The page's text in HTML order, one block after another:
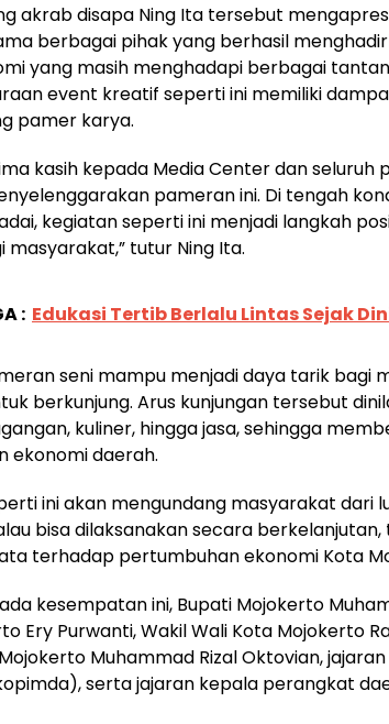
akrab disapa Ning Ita tersebut
berbagai pihak yang berhasil
yang masih menghadapi berbagai
event kreatif seperti ini memiliki
pamer karya.
kasih kepada Media Center dan
pameran ini. Di tengah
kegiatan seperti ini menjadi langkah
tutur Ning Ita.
: Edukasi Tertib Berlalu Lintas Sejak
seni mampu menjadi daya tarik bagi
berkunjung. Arus kunjungan tersebut
kuliner, hingga jasa, sehingga
ekonomi daerah.
ini akan mengundang masyarakat dari
bisa dilaksanakan secara
terhadap pertumbuhan ekonomi Kota
kesempatan ini, Bupati Mojokerto
Ery Purwanti, Wakil Wali Kota Mojokerto
Muhammad Rizal Oktovian,
serta jajaran kepala perangkat